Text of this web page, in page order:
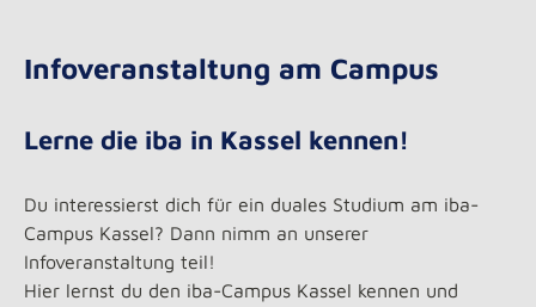
Infoveranstaltung am Campus
Lerne die iba in Kassel kennen!
Du interessierst dich für ein duales Studium am iba-
Campus Kassel? Dann nimm an unserer
Infoveranstaltung teil!
Hier lernst du den iba-Campus Kassel kennen und